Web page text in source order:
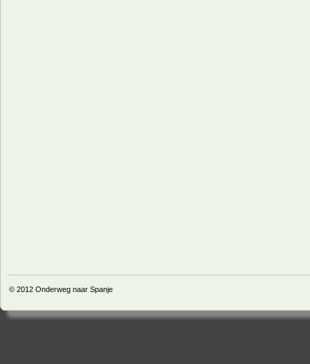
© 2012 Onderweg naar Spanje